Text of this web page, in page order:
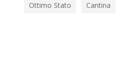
Ottimo Stato Cantina